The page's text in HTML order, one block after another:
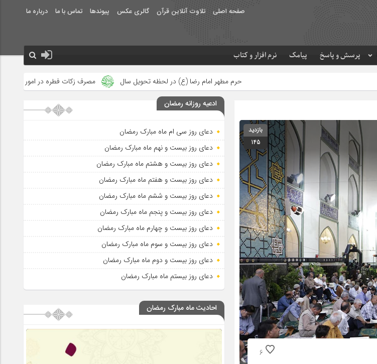
صفحه اصلی تلاوت آنلاین قرآن گالری عکس پیوندها تماس با ما درباره ما
پرسش و پاسخ پیامک نرم افزار و کتاب
حرم مطهر امام رضا (ع) در لحظه تحویل سال مصرف زکات فطره در امور فرهنگی جلوه‌های
بازدید
145
6
ادعیه روزانه رمضان
دعای روز سی ام ماه مبارک رمضان
دعای روز بیست و نهم ماه مبارک رمضان
دعای روز بیست و هشتم ماه مبارک رمضان
دعای روز بیست و هفتم ماه مبارک رمضان
دعای روز بیست و ششم ماه مبارک رمضان
دعای روز بیست و پنجم ماه مبارک رمضان
دعای روز بیست و چهارم ماه مبارک رمضان
دعای روز بیست و سوم ماه مبارک رمضان
دعای روز بیست و دوم ماه مبارک رمضان
دعای روز بیستم ماه مبارک رمضان
احادیث ماه مبارک رمضان